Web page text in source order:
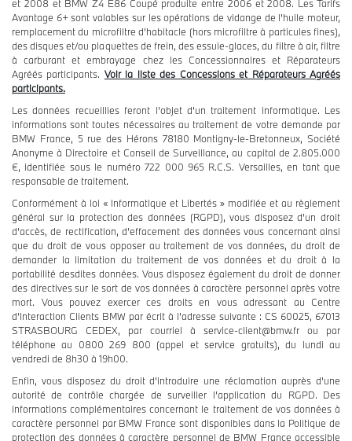
et 2008 et BMW Z4 E86 Coupé produite entre 2006 et 2008. Les Tarifs
Avantage 6+ sont valables sur les opérations de vidange de l’huile moteur,
remplacement du microfiltre d’habitacle (hors microfiltre à particules fines),
des disques et/ou plaquettes de frein, des essuie-glaces, du filtre à air, filtre
à carburant et embrayage chez les Concessionnaires et Réparateurs
Agréés participants. Voir la liste des Concessions et Réparateurs Agréés
participants.
Les données recueillies feront l'objet d'un traitement informatique. Les
informations sont toutes nécessaires au traitement de votre demande par
BMW France, 5 rue des Hérons 78180 Montigny-le-Bretonneux, Société
Anonyme à Directoire et Conseil de Surveillance, au capital de 2.805.000
€, identifiée sous le numéro 722 000 965 R.C.S. Versailles, en tant que
responsable de traitement.
Conformément à loi « Informatique et Libertés » modifiée et au règlement
général sur la protection des données (RGPD), vous disposez d’un droit
d’accès, de rectification, d’effacement des données vous concernant ainsi
que du droit de vous opposer au traitement de vos données, du droit de
demander la limitation du traitement de vos données et du droit à la
portabilité desdites données. Vous disposez également du droit de donner
des directives sur le sort de vos données à caractère personnel après votre
mort. Vous pouvez exercer ces droits en vous adressant au Centre
d’Interaction Clients BMW par écrit à l’adresse suivante : CS 60025, 67013
STRASBOURG CEDEX, par courriel à service-client@bmw.fr ou par
téléphone au 0800 269 800 (appel et service gratuits), du lundi au
vendredi de 8h30 à 19h00.
Enfin, vous disposez du droit d’introduire une réclamation auprès d’une
autorité de contrôle chargée de surveiller l’application du RGPD. Des
informations complémentaires concernant le traitement de vos données à
caractère personnel par BMW France sont disponibles dans la Politique de
protection des données à caractère personnel de BMW France accessible